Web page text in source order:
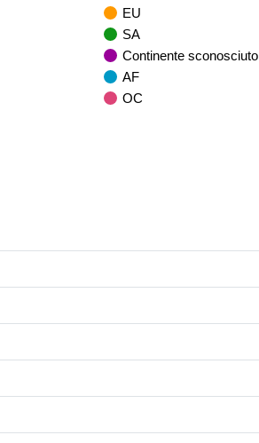
EU
SA
Continente sconosciuto
AF
OC